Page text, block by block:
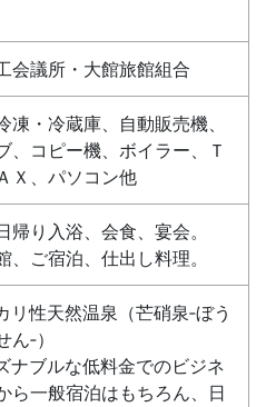
会議所・大館旅館組合
凍・冷蔵庫、自動販売機、
、コピー機、ボイラー、Ｔ
Ｘ、パソコン他
帰り入浴、会食、宴会。
、ご宿泊、仕出し料理。
リ性天然温泉（芒硝泉‐ぼう
ん‐）
ナブルな低料金でのビジネ
ら一般宿泊はもちろん、日